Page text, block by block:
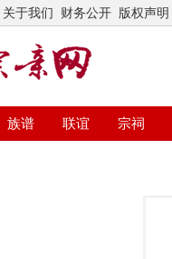
关于我们 财务公开 版权声明
族谱 联谊 宗祠